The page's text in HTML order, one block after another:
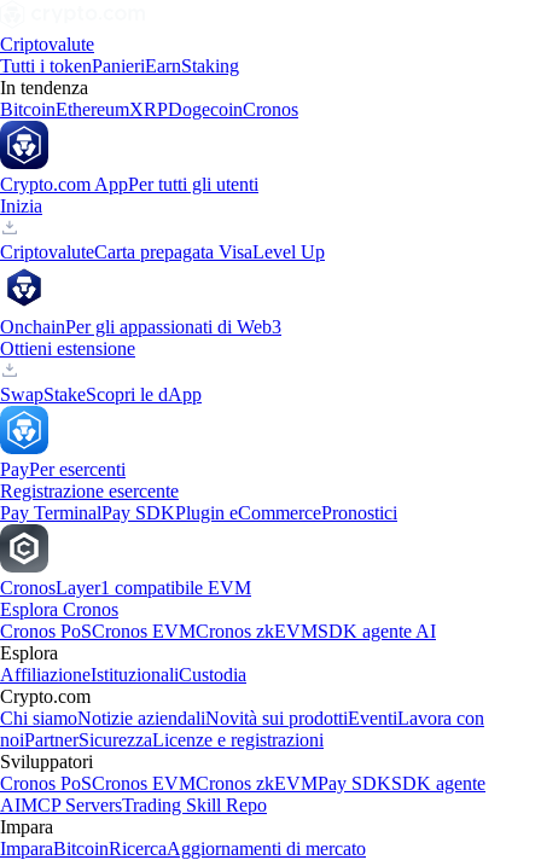
Criptovalute
Tutti i tokenPanieriEarnStaking
In tendenza
BitcoinEthereumXRPDogecoinCronos
Crypto.com AppPer tutti gli utenti
Inizia
CriptovaluteCarta prepagata VisaLevel Up
OnchainPer gli appassionati di Web3
Ottieni estensione
SwapStakeScopri le dApp
PayPer esercenti
Registrazione esercente
Pay TerminalPay SDKPlugin eCommercePronostici
CronosLayer1 compatibile EVM
Esplora Cronos
Cronos PoSCronos EVMCronos zkEVMSDK agente AI
Esplora
AffiliazioneIstituzionaliCustodia
Crypto.com
Chi siamoNotizie aziendaliNovità sui prodottiEventiLavora con
noiPartnerSicurezzaLicenze e registrazioni
Sviluppatori
Cronos PoSCronos EVMCronos zkEVMPay SDKSDK agente
AIMCP ServersTrading Skill Repo
Impara
ImparaBitcoinRicercaAggiornamenti di mercato